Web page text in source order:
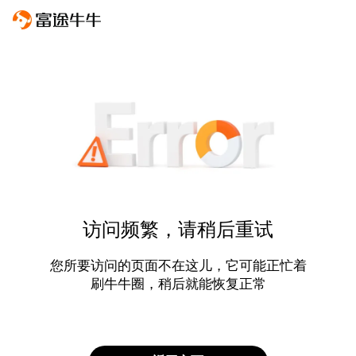
访问频繁，请稍后重试
您所要访问的页面不在这儿，它可能正忙着
刷牛牛圈，稍后就能恢复正常